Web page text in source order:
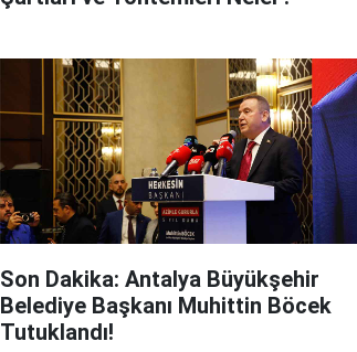
Son Dakika: Antalya Büyükşehir
Belediye Başkanı Muhittin Böcek
Tutuklandı!